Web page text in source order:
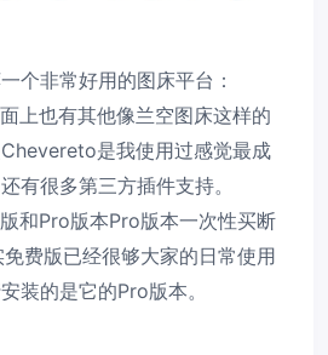
个非常好用的图床平台：
上也有其他像兰空图床这样的
是我使用过感觉最成
有很多第三方插件支持。
和Pro版本Pro版本一次性买断
费版已经很够大家的日常使用
装的是它的Pro版本。